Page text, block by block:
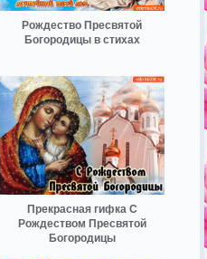
Рождество Пресвятой
Богородицы в стихах
Прекрасная гифка С
Рождеством Пресвятой
Богородицы